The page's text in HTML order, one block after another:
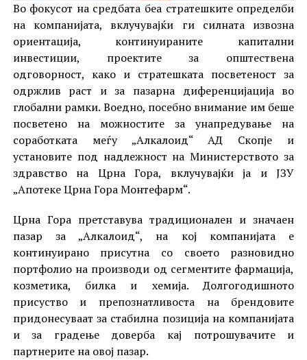
Во фокусот на средбата беа стратешките определби
на компанијата, вклучувајќи ги силната извозна
ориентација, континуираните капитални
инвестиции, проектите за општествена
одговорност, како и стратешката посветеност за
одржлив раст и за пазарна диференцијација во
глобални рамки. Воедно, посебно внимание им беше
посветено на можностите за унапредување на
соработката меѓу „Алкалоид“ АД Скопје и
установите под надлежност на Министерството за
здравство на Црна Гора, вклучувајќи ја и ЈЗУ
„Апотеке Црна Гора Монтефарм“.
Црна Гора претставува традиционален и значаен
пазар за „Алкалоид“, на кој компанијата е
континуирано присутна со своето разновидно
портфолио на производи од сегментите фармација,
козметика, билка и хемија. Долгогодишното
присуство и препознатливоста на брендовите
придонесуваат за стабилна позиција на компанијата
и за градење доверба кај потрошувачите и
партнерите на овој пазар.